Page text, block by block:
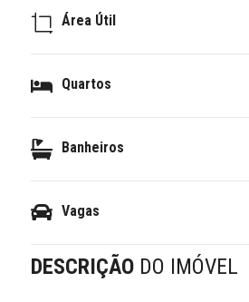
Área Útil
Quartos
Banheiros
Vagas
DESCRIÇÃO DO IMÓVEL